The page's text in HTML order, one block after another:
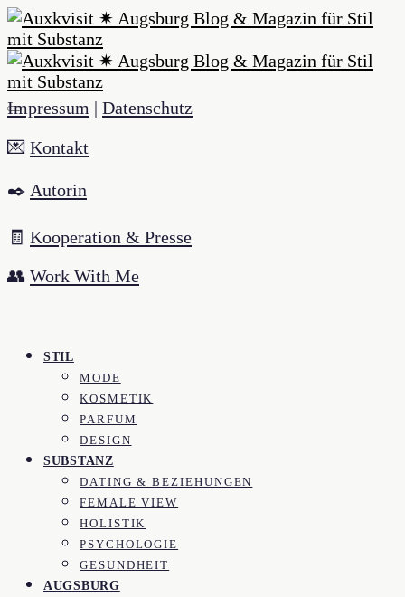
Impressum | Datenschutz
💌 Kontakt
✒️ Autorin
🧾 Kooperation & Presse
👥 Work With Me
STIL
MODE
KOSMETIK
PARFUM
DESIGN
SUBSTANZ
DATING & BEZIEHUNGEN
FEMALE VIEW
HOLISTIK
PSYCHOLOGIE
GESUNDHEIT
AUGSBURG